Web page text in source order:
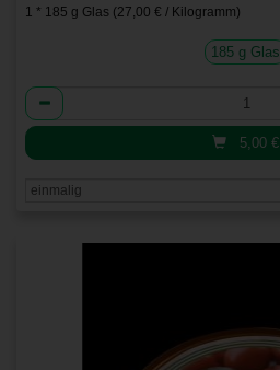
1 * 185 g Glas (27,00 € / Kilogramm)
185 g Glas
Anzahl
5,00 €